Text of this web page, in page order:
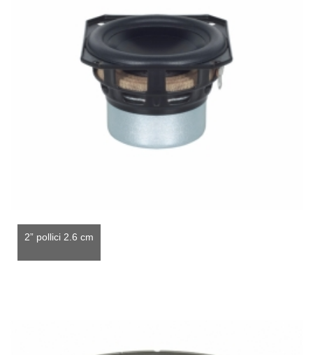
2” pollici 2.6 cm